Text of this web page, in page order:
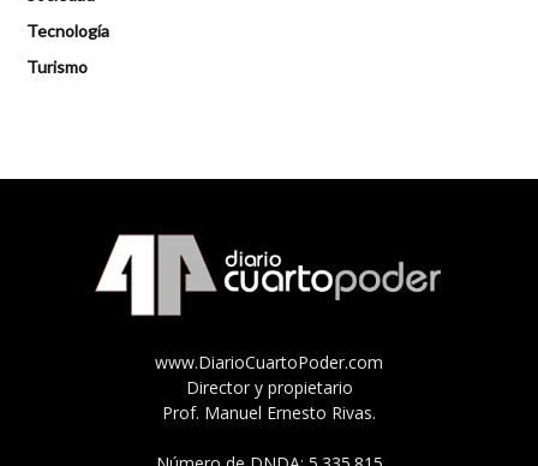
Tecnología
Turismo
www.DiarioCuartoPoder.com
Director y propietario
Prof. Manuel Ernesto Rivas.